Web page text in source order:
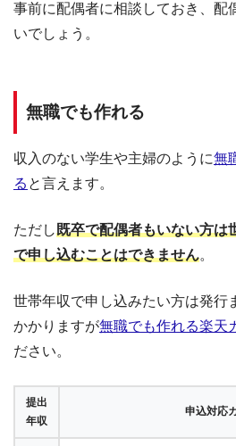
事前に配偶者に相談しておき、配
いでしょう。
無職でも作れる
収入のない学生や主婦のように無
る と言えます。
ただし既卒で配偶者もいない方は
で申し込むことはできません。
世帯年収で申し込みたい方は発行
かかりますが無職でも作れる楽天
ださい。
提出
年収
申込対応